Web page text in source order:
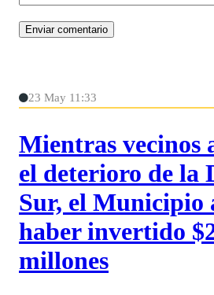
23 May 11:33
Mientras vecinos
el deterioro de la
Sur, el Municipio
haber invertido
millones